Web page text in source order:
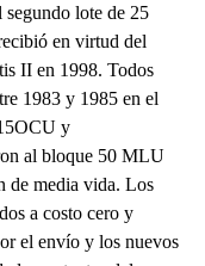
lote de 25
en virtud del
II en 1998. Todos
1983 y 1985 en el
y
al bloque 50 MLU
de media vida. Los
a costo cero y
el envío y los nuevos